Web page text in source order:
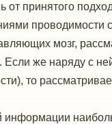
от принятого
проводимости
мозг,
Если же наряду с
то
информации